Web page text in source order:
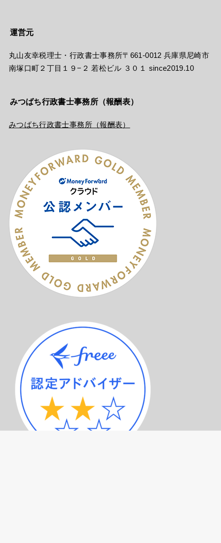
運営元
丸山友幸税理士・行政書士事務所〒661-0012 兵庫県尼崎市
南塚口町２丁目１９−２ 若松ビル ３０１ since2019.10
みつばち行政書士事務所（報酬表）
みつばち行政書士事務所（報酬表）